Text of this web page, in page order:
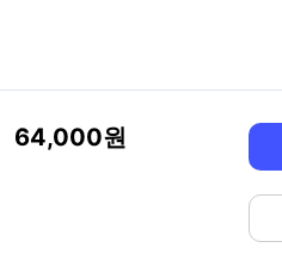
64,000